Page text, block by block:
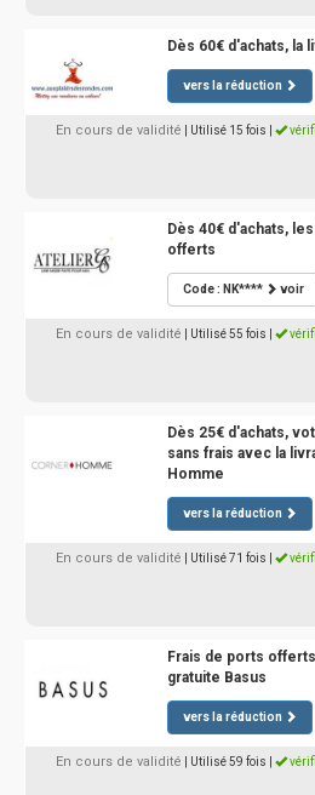
Dès 60€ d'achats, la
vers la réduction
En cours de validité | Utilisé 15 fois
Dès 40€ d'achats,
offerts
Code : NK**** voir
En cours de validité | Utilisé 55 fois
Dès 25€ d'achats,
sans frais avec la
Homme
vers la réduction
En cours de validité | Utilisé 71 fois
Frais de ports
gratuite Basus
vers la réduction
En cours de validité | Utilisé 59 fois